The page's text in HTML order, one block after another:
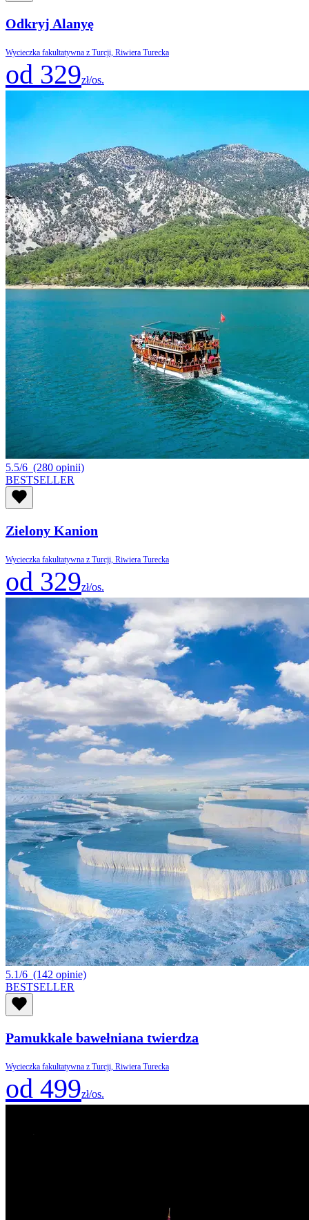
Odkryj Alanyę
Wycieczka fakultatywna z Turcji, Riwiera Turecka
od 329zł/os.
5.5/6 (280 opinii)
BESTSELLER
Zielony Kanion
Wycieczka fakultatywna z Turcji, Riwiera Turecka
od 329zł/os.
5.1/6 (142 opinie)
BESTSELLER
Pamukkale bawełniana twierdza
Wycieczka fakultatywna z Turcji, Riwiera Turecka
od 499zł/os.